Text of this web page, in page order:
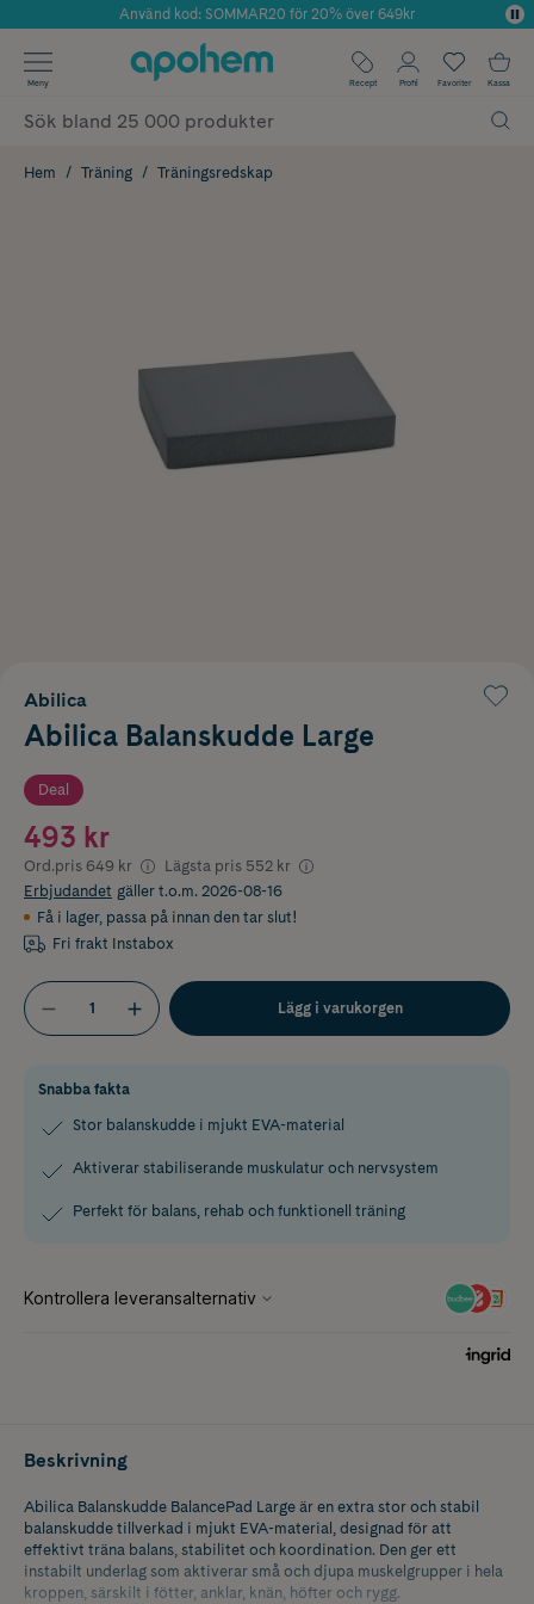
Årets Butik 2025 inom Skönhet
Använd kod: SOMMAR20 för 20% över 649kr
✓ Fri frakt
✓ Poäng på alla köp*
Meny Recept Profil Favoriter Kassa
Hem Träning Träningsredskap
Abilica
Abilica Balanskudde Large
Deal
493 kr
Ord.pris 649 kr Lägsta pris 552 kr
Erbjudandet gäller t.o.m. 2026-08-16
Få i lager, passa på innan den tar slut!
Fri frakt Instabox
Lägg i varukorgen
Snabba fakta
Stor balanskudde i mjukt EVA-material
Aktiverar stabiliserande muskulatur och nervsystem
Perfekt för balans, rehab och funktionell träning
Beskrivning
Abilica Balanskudde BalancePad Large är en extra stor och stabil
balanskudde tillverkad i mjukt EVA-material, designad för att
effektivt träna balans, stabilitet och koordination. Den ger ett
instabilt underlag som aktiverar små och djupa muskelgrupper i hela
kroppen, särskilt i fötter, anklar, knän, höfter och rygg.